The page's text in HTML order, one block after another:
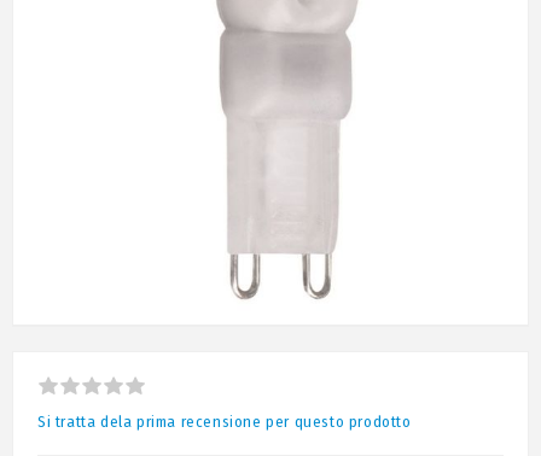
Si tratta dela prima recensione per questo prodotto